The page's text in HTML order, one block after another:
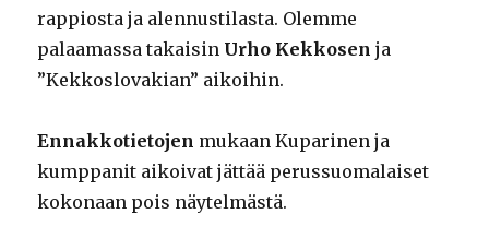
rappiosta ja alennustilasta. Olemme
palaamassa takaisin Urho Kekkosen ja
”Kekkoslovakian” aikoihin.
Ennakkotietojen mukaan Kuparinen ja
kumppanit aikoivat jättää perussuomalaiset
kokonaan pois näytelmästä.